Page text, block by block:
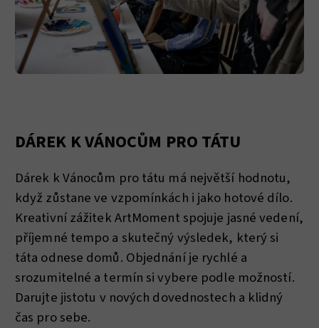
DÁREK K VÁNOCŮM PRO TÁTU
Dárek k Vánocům pro tátu má největší hodnotu,
když zůstane ve vzpomínkách i jako hotové dílo.
Kreativní zážitek ArtMoment spojuje jasné vedení,
příjemné tempo a skutečný výsledek, který si
táta odnese domů. Objednání je rychlé a
srozumitelné a termín si vybere podle možností.
Darujte jistotu v nových dovednostech a klidný
čas pro sebe.